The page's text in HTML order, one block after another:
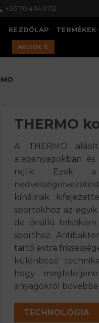
+36 70 434 9712
KEZDŐLAP TERMÉKEK
AKCIÓK %
THERMO
A THERMO
alapanyagokban
rejlik. Ezek
kínálnak
sportokhoz az
de önálló
sporthoz.
tartó extra
különböző
hogy
anyagokról
TECHNOLÓGIA